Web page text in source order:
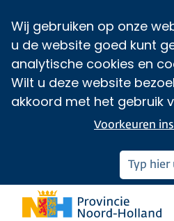
Wij gebruiken op onze
u de website goed kunt
analytische cookies en
Wilt u deze website
akkoord met het gebruik
Voorkeuren